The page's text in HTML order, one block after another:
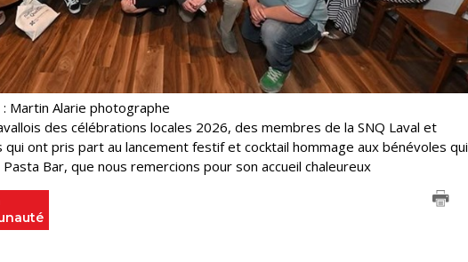
Martin Alarie photographe
des célébrations locales 2026, des membres de la SNQ Laval et
qui ont pris part au lancement festif et cocktail hommage aux bénévoles qui
Bar, que nous remercions pour son accueil chaleureux